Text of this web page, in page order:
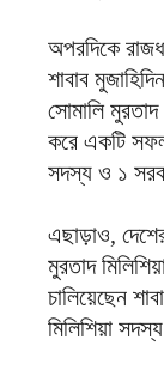
অপরদিকে
শাবাব
সোমালি মুরতাদ
করে একটি
সদস্য ও ১
এছাড়াও,
মুরতাদ
চালিয়েছেন
মিলিশিয়া